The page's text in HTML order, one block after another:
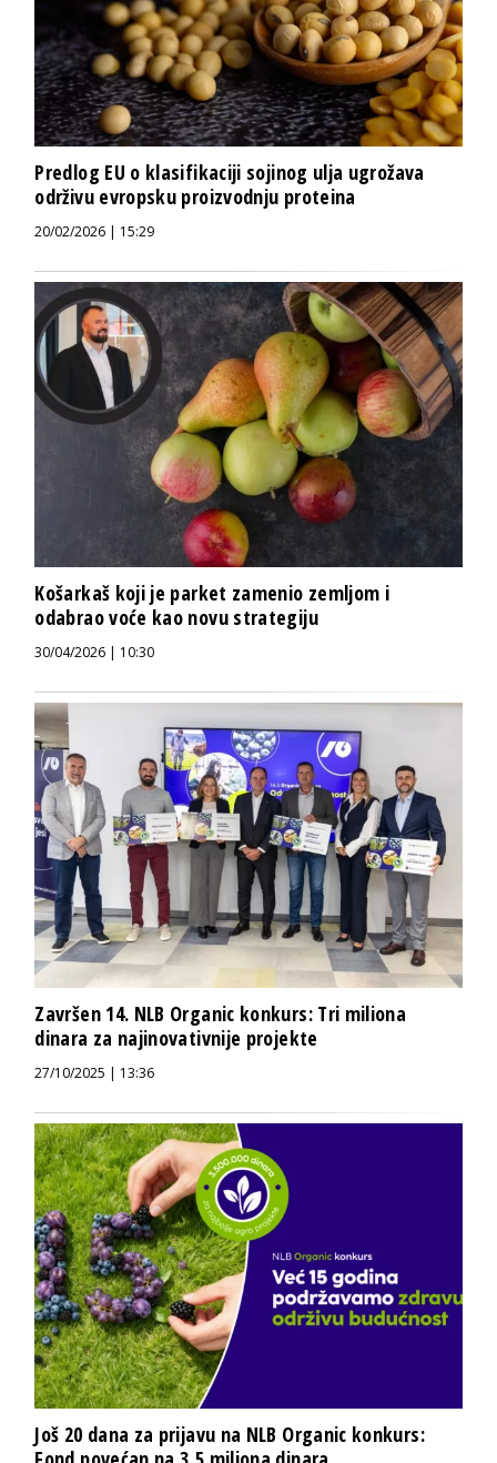
Predlog EU o klasifikaciji sojinog ulja ugrožava
održivu evropsku proizvodnju proteina
20/02/2026 | 15:29
Košarkaš koji je parket zamenio zemljom i
odabrao voće kao novu strategiju
30/04/2026 | 10:30
Završen 14. NLB Organic konkurs: Tri miliona
dinara za najinovativnije projekte
27/10/2025 | 13:36
Još 20 dana za prijavu na NLB Organic konkurs: